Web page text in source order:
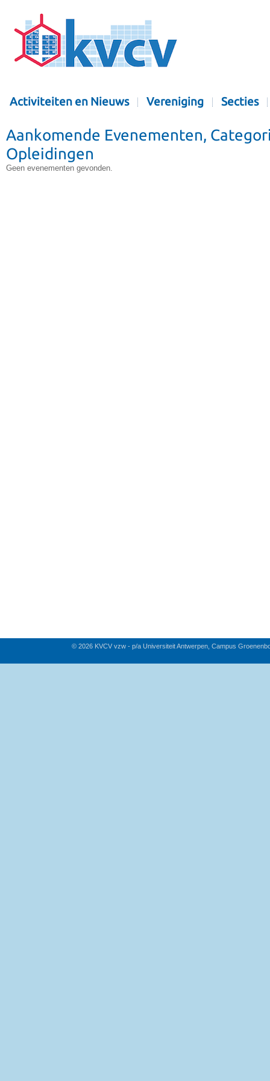
Activiteiten en Nieuws Vereniging Secties
Aankomende Evenementen,
Opleidingen
Geen evenementen gevonden.
© 2026 KVCV vzw - p/a Universiteit Antwerpen, Campus